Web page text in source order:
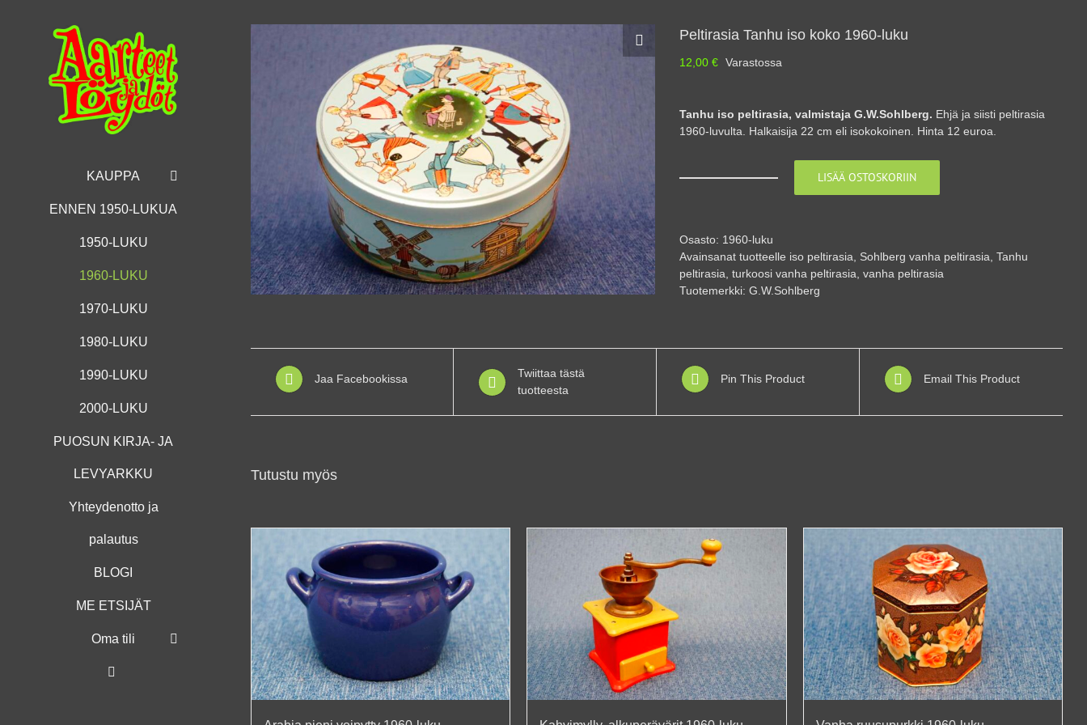
KAUPPA
ENNEN 1950-LUKUA
1950-LUKU
1960-LUKU
1970-LUKU
1980-LUKU
1990-LUKU
2000-LUKU
PUOSUN KIRJA- JA
LEVYARKKU
Yhteydenotto ja
palautus
BLOGI
ME ETSIJÄT
Oma tili
Peltirasia Tanhu iso koko 1960-luku
12,00 € Varastossa
Tanhu iso peltirasia, valmistaja G.W.Sohlberg. Ehjä ja siisti peltirasia
1960-luvulta. Halkaisija 22 cm eli isokokoinen. Hinta 12 euroa.
koko
1960-
luku
määrä
LISÄÄ OSTOSKORIIN
Osasto: 1960-luku
Avainsanat tuotteelle iso peltirasia Sohlberg vanha peltirasia Tanhu
peltirasia turkoosi vanha peltirasia vanha peltirasia
Tuotemerkki: G.W.Sohlberg
Jaa Facebookissa
Twiittaa tästä
tuotteesta
Pin This Product Email This Product
Tutustu myös